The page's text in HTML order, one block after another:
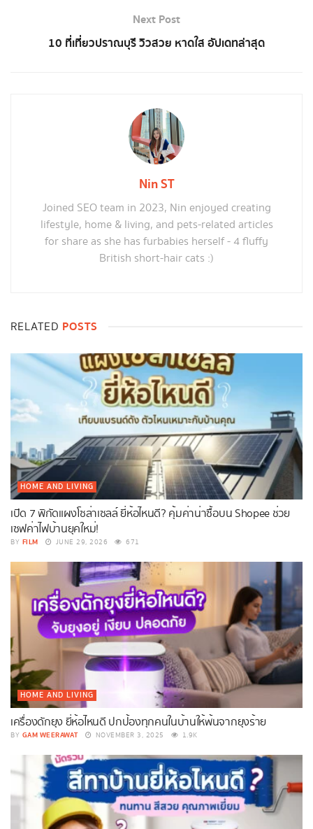
Next Post
10 ที่เที่ยวปราณบุรี วิวสวย หาดใส อัปเดทล่าสุด
Nin ST
Joined SEO team in 2023, Nin enjoyed creating
lifestyle, home & living, and pets-related articles
for share as she has furbabies herself - 4 fluffy
British short-hair cats :)
RELATED POSTS
HOME AND LIVING
เปิด 7 พิกัดแผงโซล่าเซลล์ ยี่ห้อไหนดี? คุ้มค่าน่าซื้อบน Shopee ช่วย
เซฟค่าไฟบ้านยุคใหม่!
BY FILM JUNE 29, 2026 671
HOME AND LIVING
เครื่องดักยุง ยี่ห้อไหนดี ปกป้องทุกคนในบ้านให้พ้นจากยุงร้าย
BY GAM WEERAWAT NOVEMBER 3, 2025 1.9K